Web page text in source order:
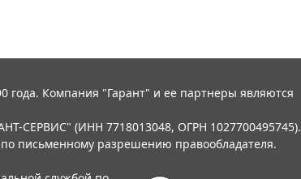
года. Компания "Гарант" и ее партнеры являются
СЕРВИС" (ИНН 7718013048, ОГРН 1027700495745).
письменному разрешению правообладателя.